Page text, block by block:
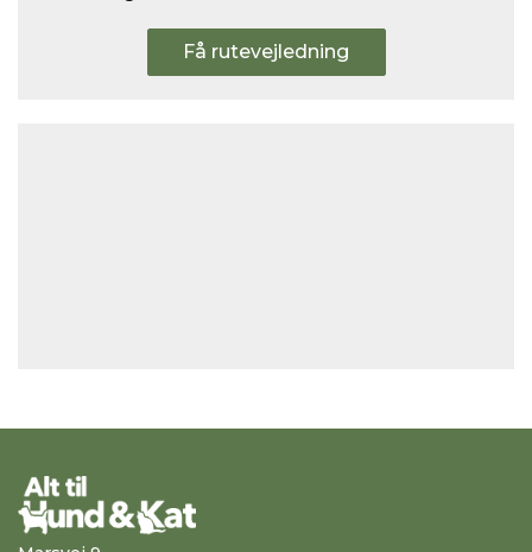
Få rutevejledning